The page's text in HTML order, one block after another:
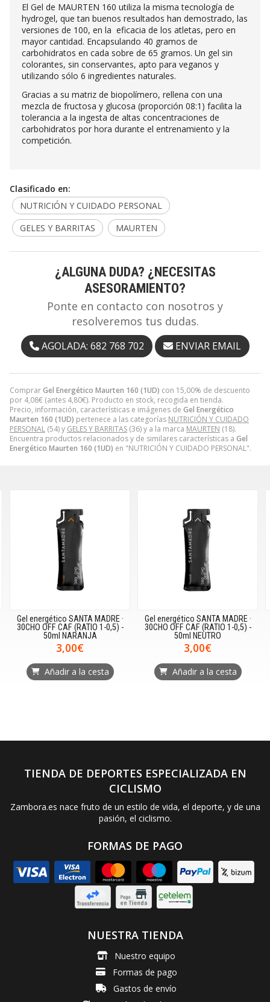
ComprarGel Energético Maurten 160 (1UD) con 15,00% de descuento
por 4,08€ (antes 4,80€). Producto en stock, recogida en tienda.
Precio, información, características e imágenes de Gel Energético
Maurten 160 (1UD) pertenece a las categorías NUTRICIÓN Y CUIDADO
PERSONAL (54) y GELES Y BARRITAS (36) y a la marca MAURTEN (18).
Encuentra productos relacionados y de similares características a Gel
Energético Maurten 160 (1UD) en "NUTRICIÓN Y CUIDADO PERSONAL".
El Gel de MAURTEN 160 utiliza la misma tecnología de
hydrogel, que tan buenos resultados han demostrado, las
versiones de 100, en la eficacia de los atletas, pero en
mayor cantidad. Encapsulando 40 gramos de
carbohidratos en cada sobre de 65 gramos. Un gel sin
colorantes, sin conservantes, apto para veganos y
utilizando sólo 6 ingredientes naturales.
Gracias a su matriz de biopolímero, rellena con una
mezcla de fructosa y glucosa (proporción 08:1) facilita la
tolerancia a la ingesta de altas concentraciones de
carbohidratos por hora durante el entrenamiento y la
competición.
Clasificado en:
NUTRICIÓN Y CUIDADO PERSONAL
GELES Y BARRITAS
MAURTEN
¿ALGUNA DUDA? ¿NECESITAS
ASESORAMIENTO?
Ponte en contacto con nosotros y
resolveremos tus dudas.
AGOLADA: 682 768 702 ENVIAR EMAIL
Gel energético SANTA MADRE ·
30CHO OFF CAF (RATIO 1-0,5) -
50ml NARANJA
3,00€
Añadir a la cesta
Gel energético SANTA MADRE ·
30CHO OFF CAF (RATIO 1-0,5) -
50ml NEUTRO
3,00€
Añadir a la cesta
TIENDA DE DEPORTES ESPECIALIZADA EN
CICLISMO
Zambora.es nace fruto de un estilo de vida, el deporte, y de una
pasión, el ciclismo.
FORMAS DE PAGO
NUESTRA TIENDA
Nuestro equipo
Formas de pago
Gastos de envío